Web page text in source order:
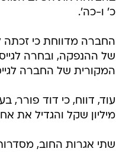
כ' ו-כה'.
המקורית של החברה לגייס עד 700
מיליון שקל והגדיל את אחזקותיו ל-